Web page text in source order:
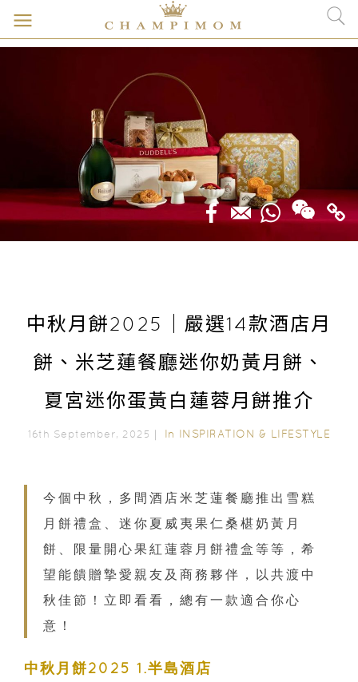
中秋月餅2025｜嚴選14款酒店月
餅、米芝蓮餐廳迷你奶黃月餅、
夏宮迷你蛋黃白蓮蓉月餅推介
16th September, 2025｜ In INSPIRATION & LIFESTYLE
今個中秋，多間酒店米芝蓮餐廳推出雪糕
月餅禮盒、迷你夏威夷果仁桑椹奶黃月
餅、限量開心果紅蓮蓉月餅禮盒等等，希
望能饋贈摯愛親友及商務夥伴，以共渡中
秋佳節！立即看看，總有一款適合你心
意！
中秋月餅2025 1.半島酒店